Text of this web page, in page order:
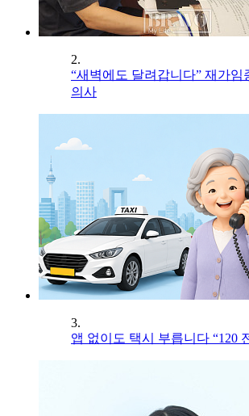
2.
“새벽에도 달려갑니다” 재가임
의사
3.
앱 없이도 택시 부릅니다 “120